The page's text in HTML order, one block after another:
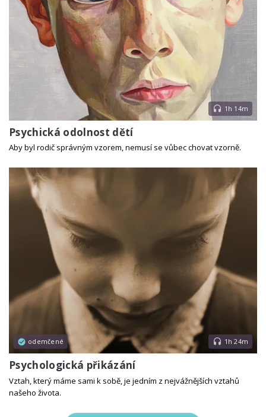
1h 14m
Psychická odolnost dětí
Aby byl rodič správným vzorem, nemusí se vůbec chovat vzorně.
odemčené 1h 24m
Psychologická přikázání
Vztah, který máme sami k sobě, je jedním z nejvážnějších vztahů
našeho života.